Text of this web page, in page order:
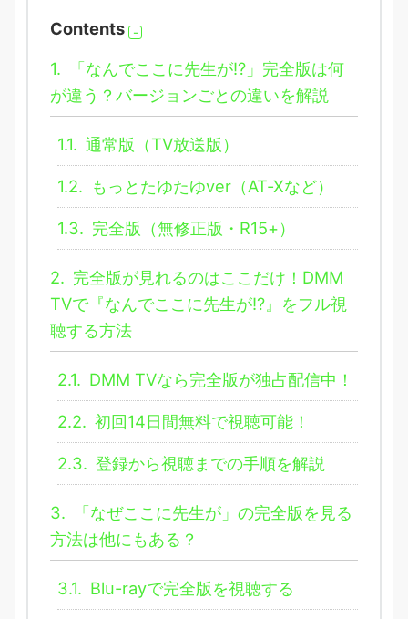
Contents
1.
「なんでここに先生が!?」完全版は何
が違う？バージョンごとの違いを解説
1.1. 通常版（TV放送版）
1.2. もっとたゆたゆver（AT-Xなど）
1.3. 完全版（無修正版・R15+）
2. 完全版が見れるのはここだけ！DMM
TVで『なんでここに先生が!?』をフル視
聴する方法
2.1. DMM TVなら完全版が独占配信中！
2.2. 初回14日間無料で視聴可能！
2.3. 登録から視聴までの手順を解説
3.
「なぜここに先生が」の完全版を見る
方法は他にもある？
3.1. Blu-rayで完全版を視聴する